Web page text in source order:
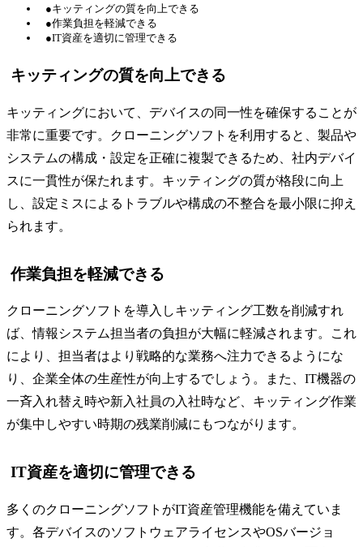
●キッティングの質を向上できる
●作業負担を軽減できる
●IT資産を適切に管理できる
キッティングの質を向上できる
キッティングにおいて、デバイスの同一性を確保することが
非常に重要です。クローニングソフトを利用すると、製品や
システムの構成・設定を正確に複製できるため、社内デバイ
スに一貫性が保たれます。キッティングの質が格段に向上
し、設定ミスによるトラブルや構成の不整合を最小限に抑え
られます。
作業負担を軽減できる
クローニングソフトを導入しキッティング工数を削減すれ
ば、情報システム担当者の負担が大幅に軽減されます。これ
により、担当者はより戦略的な業務へ注力できるようにな
り、企業全体の生産性が向上するでしょう。また、IT機器の
一斉入れ替え時や新入社員の入社時など、キッティング作業
が集中しやすい時期の残業削減にもつながります。
IT資産を適切に管理できる
多くのクローニングソフトがIT資産管理機能を備えていま
す。各デバイスのソフトウェアライセンスやOSバージョ